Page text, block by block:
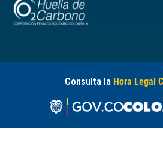
Consulta la Hora Legal